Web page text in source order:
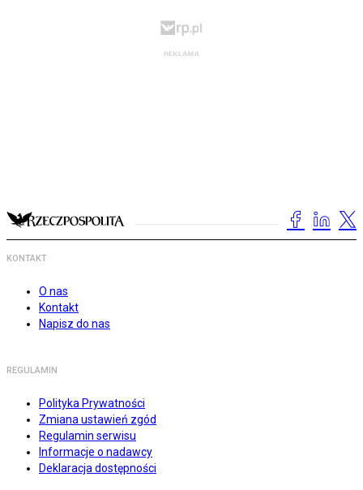
KONTAKT
O nas
Kontakt
Napisz do nas
REGULAMIN
Polityka Prywatności
Zmiana ustawień zgód
Regulamin serwisu
Informacje o nadawcy
Deklaracja dostępności